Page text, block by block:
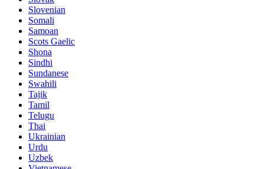
Slovenian
Somali
Samoan
Scots Gaelic
Shona
Sindhi
Sundanese
Swahili
Tajik
Tamil
Telugu
Thai
Ukrainian
Urdu
Uzbek